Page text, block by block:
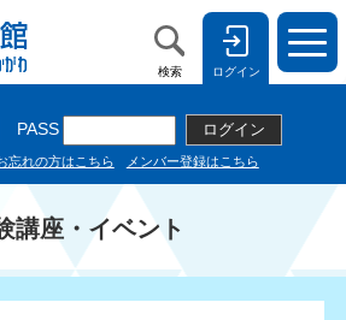
検索 ログイン
講座・イベント